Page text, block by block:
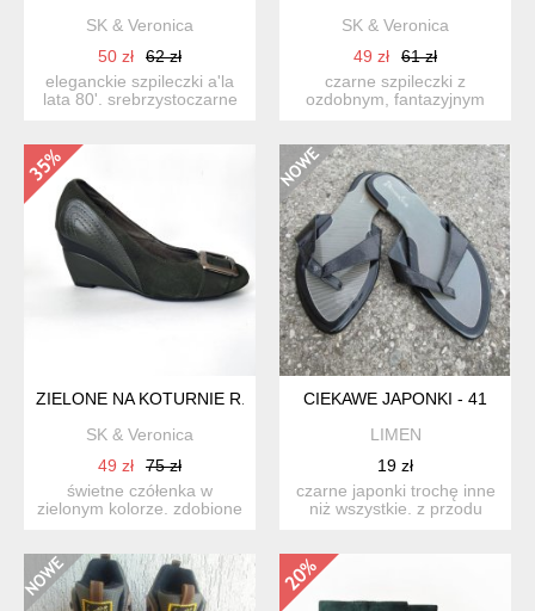
SK & Veronica
50 zł
62 zł
eleganckie szpileczki a'la
lata 80'. srebrzystoczarne
SK & Veronica
49 zł
61 zł
czarne szpileczki z
ozdobnym, fantazyjnym
ZIELONE NA KOTURNIE R. 40
SK & Veronica
49 zł
75 zł
świetne czółenka w
zielonym kolorze. zdobione
CIEKAWE JAPONKI - 41
LIMEN
19 zł
czarne japonki trochę inne
niż wszystkie. z przodu